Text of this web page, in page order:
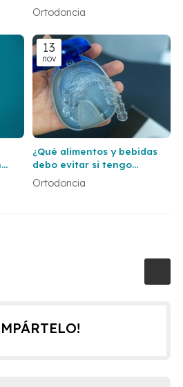
Ortodoncia
13
nov
¿Qué alimentos y bebidas
debo evitar si tengo
brackets?
Ortodoncia